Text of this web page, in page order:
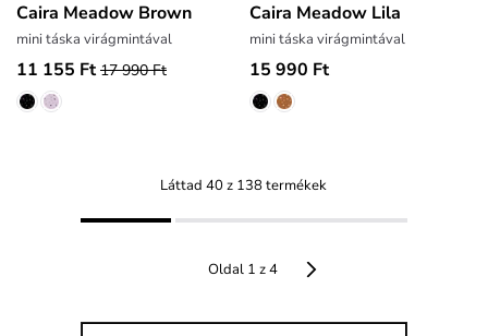
Caira Meadow Brown
mini táska virágmintával
11 155 Ft 17 990 Ft
Caira Meadow Lila
mini táska virágmintával
15 990 Ft
Láttad 40 z 138 termékek
Oldal 1 z 4